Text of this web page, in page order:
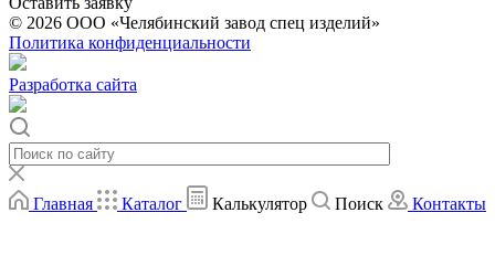
© 2026 ООО «Челябинский завод спец изделий»
Политика конфиденциальности
Разработка сайта
Главная Каталог Калькулятор Поиск Контакты